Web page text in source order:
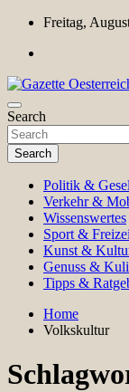
Skip
content
Freitag,
Gazette
Magazin für
Search
Search
Politik &
Verkehr &
Wissenswertes
Sport &
Kunst &
Genuss &
Tipps &
Home
Volkskultur